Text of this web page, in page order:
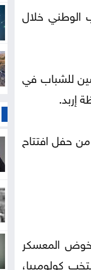
الوطني خلال
للشباب في
إربد.
بدءًا من حفل افتتاح
المعسكر
منتخب كولومبيا،